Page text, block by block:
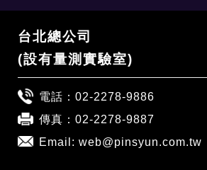
台北總公司
(設有量測實驗室)
電話： 02-2278-9886
傳真：02-2278-9887
Email: web@pinsyun.com.tw